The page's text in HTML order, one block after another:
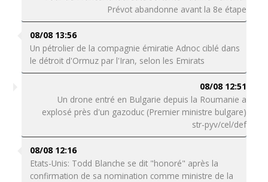
Prévot abandonne avant la 8e étape
08/08 13:56
Un pétrolier de la compagnie émiratie Adnoc ciblé dans
le détroit d'Ormuz par l'Iran, selon les Emirats
08/08 12:51
Un drone entré en Bulgarie depuis la Roumanie a
explosé près d'un gazoduc (Premier ministre bulgare)
str-pyv/cel/def
08/08 12:16
Etats-Unis: Todd Blanche se dit "honoré" après la
confirmation de sa nomination comme ministre de la